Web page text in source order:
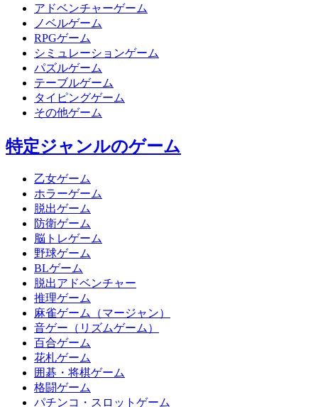
アドベンチャーゲーム
ノベルゲーム
RPGゲーム
シミュレーションゲーム
パズルゲーム
テーブルゲーム
タイピングゲーム
その他ゲーム
特定ジャンルのゲーム
乙女ゲーム
ホラーゲーム
脱出ゲーム
防衛ゲーム
脳トレゲーム
野球ゲーム
BLゲーム
脱出アドベンチャー
推理ゲーム
麻雀ゲーム（マージャン）
音ゲー（リズムゲーム）
百合ゲーム
花札ゲーム
囲碁・将棋ゲーム
格闘ゲーム
パチンコ・スロットゲーム